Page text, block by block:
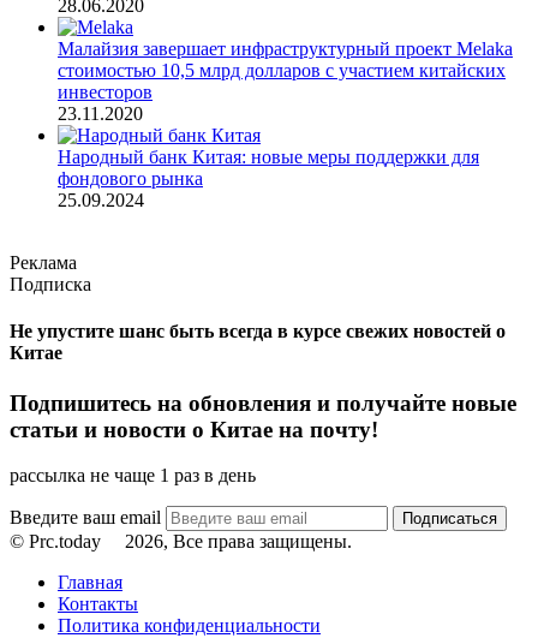
28.06.2020
Малайзия завершает инфраструктурный проект Melaka
стоимостью 10,5 млрд долларов с участием китайских
инвесторов
23.11.2020
Народный банк Китая: новые меры поддержки для
фондового рынка
25.09.2024
Реклама
Подписка
Не упустите шанс быть всегда в курсе свежих новостей о
Китае
Подпишитесь на обновления и получайте новые
статьи и новости о Китае на почту!
рассылка не чаще 1 раз в день
Введите ваш email
© Prc.today
2026, Все права защищены.
Главная
Контакты
Политика конфиденциальности